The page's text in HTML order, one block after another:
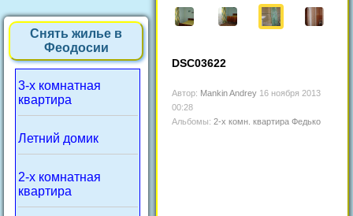
Снять жилье в
Феодосии
3-х комнатная
квартира
Летний домик
2-х комнатная
квартира
DSC03622
Автор: Mankin Andrey 16 ноября 2013
00:28
Альбомы: 2-х комн. квартира Федько